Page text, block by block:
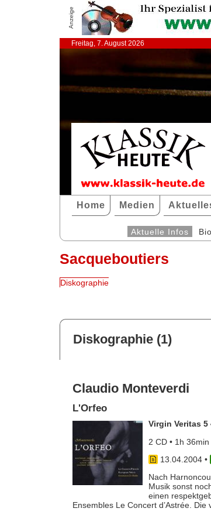
Anzeige
Freitag, 7. August 2026
Home Medien
Aktuelle Infos
Sacqueboutiers
Diskographie
Diskographie (1)
Claudio Monteverdi
L'Orfeo
Virgin Veritas 5
2 CD • 1h 36min
13.04.2004•
Nach
Musik sonst
einen
Ensembles Le Concert d’Astrée. Die